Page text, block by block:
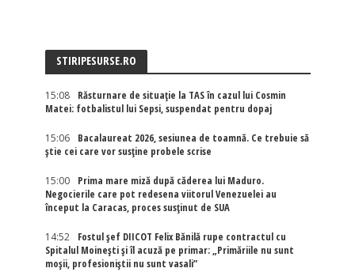
STIRIPESURSE.RO
15:08
Răsturnare de situație la TAS în cazul lui Cosmin
Matei: fotbalistul lui Sepsi, suspendat pentru dopaj
15:06
Bacalaureat 2026, sesiunea de toamnă. Ce trebuie să
știe cei care vor susține probele scrise
15:00
Prima mare miză după căderea lui Maduro.
Negocierile care pot redesena viitorul Venezuelei au
început la Caracas, proces susținut de SUA
14:52
Fostul șef DIICOT Felix Bănilă rupe contractul cu
Spitalul Moinești și îl acuză pe primar: „Primăriile nu sunt
moșii, profesioniștii nu sunt vasali”